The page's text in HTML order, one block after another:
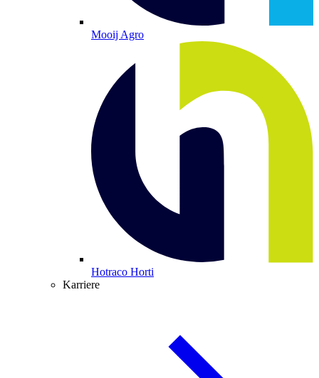
Mooij Agro
Hotraco Horti
Karriere